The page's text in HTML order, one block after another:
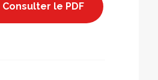
Consulter le PDF